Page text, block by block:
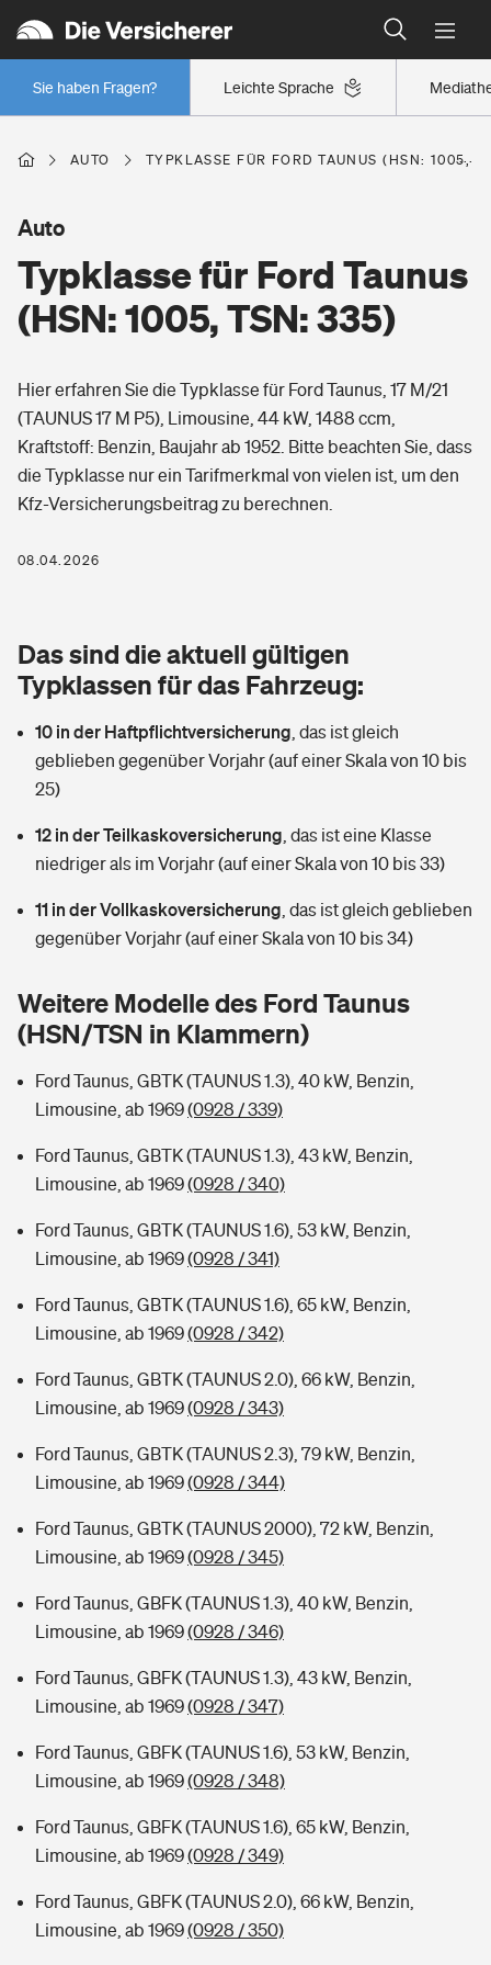
Leichte Sprache
Sie haben Fragen?
Wer versichert was: Jetzt Versicherer finden
Regionalklassen: So ist Ihre Region eingestuft
Wer versichert was: Jetzt Versicherer finden
Berufsunfähigkeitsversicherung
Erwerbsunfähigkeitsversicherung
Grundfähigkeitsversicherung
Arbeitsrechtsschutz
Berufshaftpflichtversicherung
Zur Übersicht
Tools
Wer versichert was: Jetzt Versicherer finden
Sie haben Fragen?
Wohnen
Elementarversicherung
Glasversicherung
Mietkautionsversicherung
Restkreditversicherung
Hochwasser-Check: Wie gefährdet ist Ihr Haus?
Wer versichert was: Jetzt Versicherer finden
Sie haben Fragen?
Freizeit
Pri­vate Haft­pflicht­
Kinderunfall­ver­si­che­rung
Kinderinvalidität
Hundehalter-Haftpflicht
Private Cyberversicherung
Musikinstrumentenversicherung
Zur Übersicht
Tools
Kinderunfall-Check: Mehr Sicherheit für deine Kids
Sie haben Fragen?
Gesundheit
Private Krankenversicherung
Dread-Disease-Versicherung
Tierkrankenversicherung
Zur Übersicht
Tools
Wer versichert was: Jetzt Versicherer finden
Sie haben Fragen?
Rentenrechner: Wie viel Geld bekomme ich im Alter?
AUTO TYPKLASSE FÜR FORD TAUNUS (HSN: 1005,
Typklasse für Ford Taunus
(HSN: 1005, TSN: 335)
Auto
Hier erfahren Sie die Typklasse für Ford Taunus, 17 M/21
(TAUNUS 17 M P5), Limousine, 44 kW, 1488 ccm,
Kraftstoff: Benzin, Baujahr ab 1952. Bitte beachten Sie, dass
die Typklasse nur ein Tarifmerkmal von vielen ist, um den
Kfz-Versicherungsbeitrag zu berechnen.
08.04.2026
Das sind die aktuell gültigen
Typklassen für das Fahrzeug:
10 in der Haftpflichtversicherung das ist gleich
geblieben gegenüber Vorjahr (auf einer Skala von 10 bis
25)
12 in der Teilkaskoversicherung das ist eine Klasse
niedriger als im Vorjahr (auf einer Skala von 10 bis 33)
11 in der Vollkaskoversicherung das ist gleich geblieben
gegenüber Vorjahr (auf einer Skala von 10 bis 34)
Weitere Modelle des Ford Taunus
(HSN/TSN in Klammern)
Ford Taunus, GBTK (TAUNUS 1.3), 40 kW, Benzin,
Limousine, ab 1969(0928 / 339)
Ford Taunus, GBTK (TAUNUS 1.3), 43 kW, Benzin,
Limousine, ab 1969(0928 / 340)
Ford Taunus, GBTK (TAUNUS 1.6), 53 kW, Benzin,
Limousine, ab 1969(0928 / 341)
Ford Taunus, GBTK (TAUNUS 1.6), 65 kW, Benzin,
Limousine, ab 1969(0928 / 342)
Ford Taunus, GBTK (TAUNUS 2.0), 66 kW, Benzin,
Limousine, ab 1969(0928 / 343)
Ford Taunus, GBTK (TAUNUS 2.3), 79 kW, Benzin,
Limousine, ab 1969(0928 / 344)
Ford Taunus, GBTK (TAUNUS 2000), 72 kW, Benzin,
Limousine, ab 1969(0928 / 345)
Ford Taunus, GBFK (TAUNUS 1.3), 40 kW, Benzin,
Limousine, ab 1969(0928 / 346)
Ford Taunus, GBFK (TAUNUS 1.3), 43 kW, Benzin,
Limousine, ab 1969(0928 / 347)
Ford Taunus, GBFK (TAUNUS 1.6), 53 kW, Benzin,
Limousine, ab 1969(0928 / 348)
Ford Taunus, GBFK (TAUNUS 1.6), 65 kW, Benzin,
Limousine, ab 1969(0928 / 349)
Ford Taunus, GBFK (TAUNUS 2.0), 66 kW, Benzin,
Limousine, ab 1969(0928 / 350)